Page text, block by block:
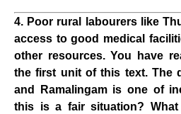
4. Poor rural labourers like
access to good medical
other resources. You have
the first unit of this text. The
and Ramalingam is one of
this is a fair situation?